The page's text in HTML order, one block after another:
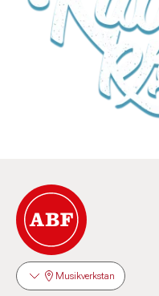
Musikverkstan